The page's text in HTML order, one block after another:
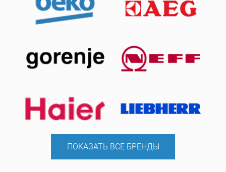
ПОКАЗАТЬ ВСЕ БРЕНДЫ